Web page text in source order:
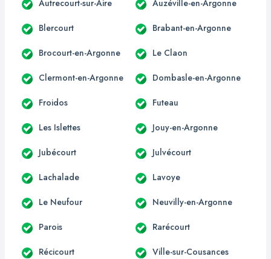
Autrecourt-sur-Aire Auzéville-en-Argonne
Blercourt Brabant-en-Argonne
Brocourt-en-Argonne Le Claon
Clermont-en-Argonne Dombasle-en-Argonne
Froidos Futeau
Les Islettes Jouy-en-Argonne
Jubécourt Julvécourt
Lachalade Lavoye
Le Neufour Neuvilly-en-Argonne
Parois Rarécourt
Récicourt Ville-sur-Cousances